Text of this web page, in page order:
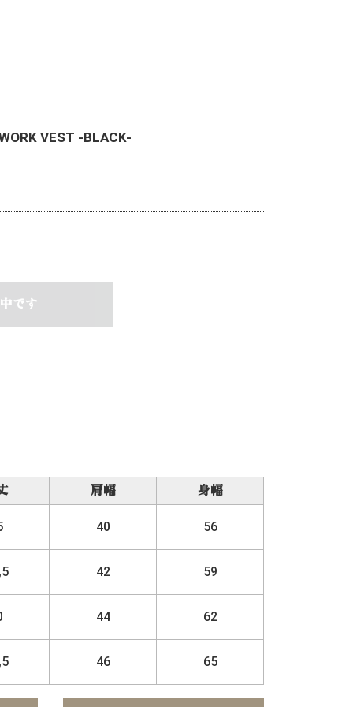
VEST -BLACK-
です
肩幅 身幅
40 56
42 59
44 62
46 65